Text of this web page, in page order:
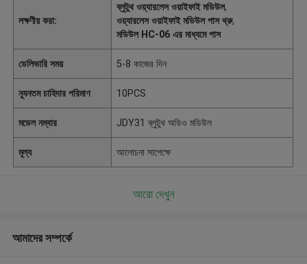
লক্ষণীয় করা:
ব্লুটুথ ওয়্যারলেস ওয়াইফাই মডিউল,
ওয়্যারলেস ওয়াইফাই মডিউল পাস থ্রু,
মডিউল HC-06 এর মাধ্যমে পাস
ডেলিভারি সময় 5-8 কাজের দিন
ন্যূনতম চাহিদার পরিমাণ 10PCS
মডেল নম্বার JDY31 ব্লুটুথ অডিও মডিউল
মূল্য আলোচনা সাপেক্ষে
আরো দেখুন
আমাদের সম্পর্কে